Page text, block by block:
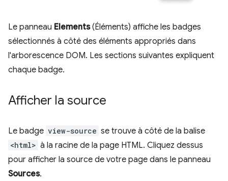
Le panneau Elements(Éléments) affiche les badges
sélectionnés à côté des éléments appropriés dans
l'arborescence DOM. Les sections suivantes expliquent
chaque badge.
Afficher la source
Le badge view-source se trouve à côté de la balise
<html> à la racine de la page HTML. Cliquez dessus
pour afficher la source de votre page dans le panneau
Sources.